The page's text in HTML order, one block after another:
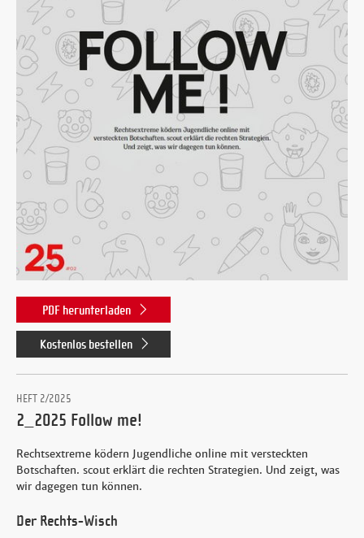
PDF herunterladen
Kostenlos bestellen
HEFT 2/2025
2_2025 Follow me!
Rechtsextreme ködern Jugendliche online mit versteckten
Botschaften. scout erklärt die rechten Strategien. Und zeigt, was
wir dagegen tun können.
Der Rechts-Wisch